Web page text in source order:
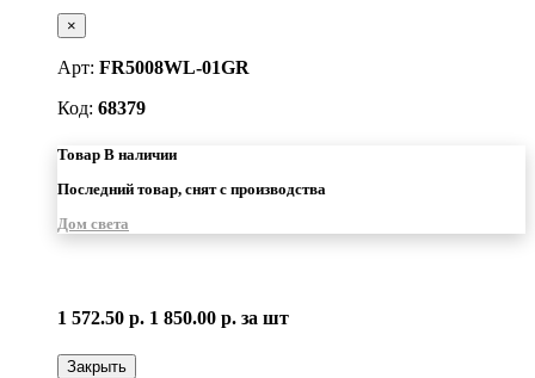
×
Арт: FR5008WL-01GR
Код: 68379
Товар В наличии
Последний товар, снят с производства
Дом света
1 572.50 р. 1 850.00 р. за шт
Закрыть